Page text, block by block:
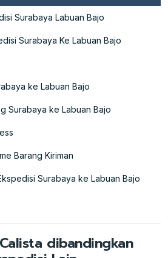
Surabaya Labuan Bajo
Surabaya Ke Labuan Bajo
ke Labuan Bajo
Surabaya ke Labuan Bajo
Barang Kiriman
Surabaya ke Labuan Bajo
dibandingkan